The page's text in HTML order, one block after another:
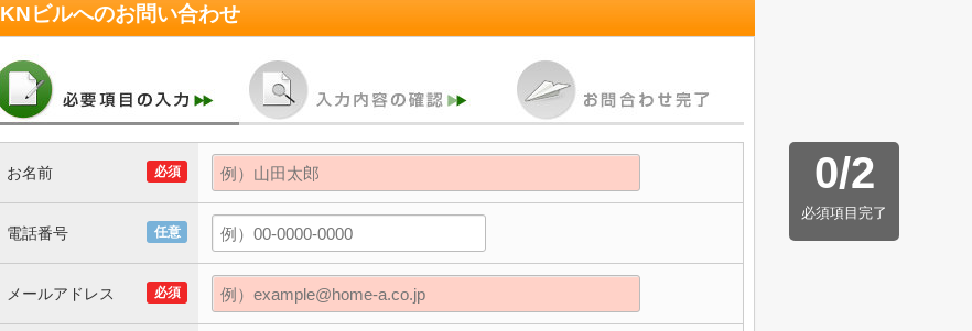
KNビルへのお問い合わせ
0/2
必須項目完了
必須
お名前
任意
電話番号
必須
メールアドレス